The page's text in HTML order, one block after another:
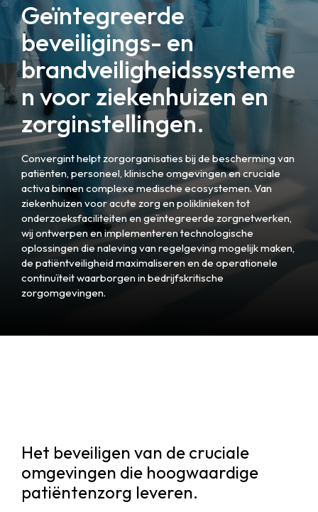
Geïntegreerde
beveiligings- en
brandveiligheidssysteme
n voor ziekenhuizen en
zorginstellingen.
Convergint helpt zorgorganisaties bij de bescherming van
patiënten, personeel, klinische omgevingen en cruciale
activa binnen complexe medische ecosystemen. Van
ziekenhuizen voor acute zorg en poliklinieken tot
onderzoeksfaciliteiten en geïntegreerde zorgnetwerken,
wij ontwerpen en implementeren technologische
oplossingen die naleving van regelgeving mogelijk maken,
de patiëntveiligheid maximaliseren en de operationele
continuïteit waarborgen in bedrijfskritische
zorgomgevingen.
Het beveiligen van de cruciale
omgevingen die hoogwaardige
patiëntenzorg leveren.